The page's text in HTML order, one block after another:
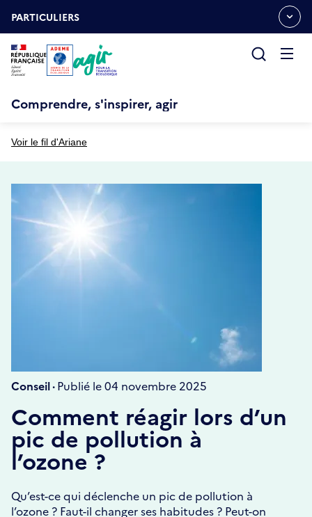
auOUVRIR
LE
MENU
ESPACE
PARTICULIERS
Comprendre, s'inspirer, agir
Voir le fil d'Ariane
Conseil ·Publié le 04 novembre 2025
Comment réagir lors d’un
pic de pollution à
l’ozone ?
Qu’est-ce qui déclenche un pic de pollution à
l’ozone ? Faut-il changer ses habitudes ? Peut-on